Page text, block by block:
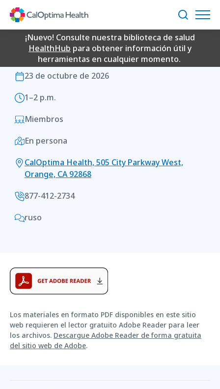
Content
Buscar
¡Nuevo! Consulte nuestra biblioteca de salud
HealthHub para obtener información útil y
herramientas en cualquier momento.
OneCare New Member
Orientation
ONECARE NEW MEMBER ORIENTATION
23 de octubre de 2026
1–2 p.m.
Miembros
En persona
CalOptima Health, 505 City Parkway West,
Orange, CA 92868
877-412-2734
ruso
Los materiales en formato PDF disponibles en este sitio
web requieren el lector gratuito Adobe Reader para leer
los archivos. Descargue Adobe Reader de forma gratuita
del sitio web de Adobe.